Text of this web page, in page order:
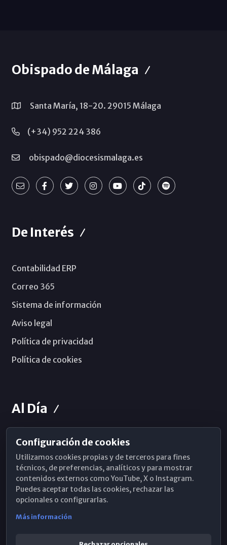
Obispado de Málaga
Santa María, 18-20. 29015 Málaga
(+34) 952 224 386
obispado@diocesismalaga.es
De Interés
Contabilidad ERP
Correo 365
Sistema de información
Aviso legal
Política de privacidad
Política de cookies
Al Día
Horarios de Misa
Hemeroteca
WhatsApp
Configuración de cookies
Utilizamos cookies propias y de terceros para fines
técnicos, de preferencias, analíticos y para mostrar
contenidos externos como YouTube, X o Instagram.
Puedes aceptar todas las cookies, rechazar las
opcionales o configurarlas.
Más información